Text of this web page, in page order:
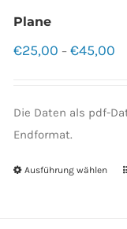
Plane
€25,00 – €45,00
Die Daten als pdf-
Endformat.
Ausführung wählen